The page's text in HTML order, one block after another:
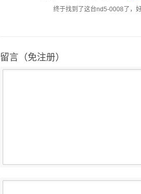
终于找到了这台nd5-0008了，
留言（免注册）